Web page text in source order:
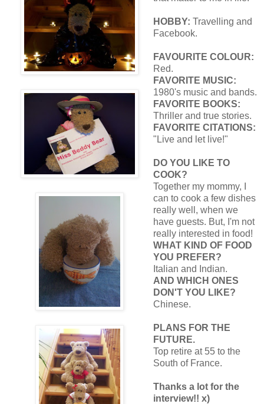
HOBBY: Travelling and
Facebook.
FAVOURITE COLOUR:
Red.
FAVORITE MUSIC:
1980's music and bands.
FAVORITE BOOKS:
Thriller and true stories.
FAVORITE CITATIONS:
"Live and let live!"
DO YOU LIKE TO
COOK?
Together my mommy, I
can to cook a few dishes
really well, when we
have guests. But, I'm not
really interested in food!
WHAT KIND OF FOOD
YOU PREFER?
Italian and Indian.
AND WHICH ONES
DON'T YOU LIKE?
Chinese.
PLANS FOR THE
FUTURE.
Top retire at 55 to the
South of France.
Thanks a lot for the
interview!! x)